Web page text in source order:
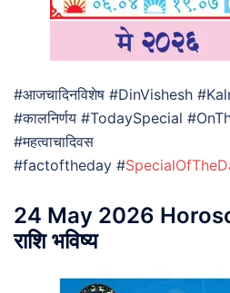
#आजचादिनविशेष #DinVishesh
#कालनिर्णय #TodaySpecial
#महत्वाचादिवस
#factoftheday #
24 May 2026
राशि भविष्य